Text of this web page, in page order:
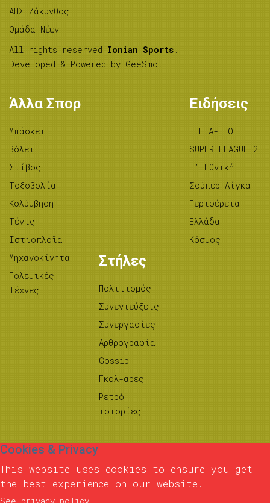
ΑΠΣ Ζάκυνθος
Ομάδα Νέων
All rights reserved Ionian Sports .
Developed & Powered by GeeSmo .
Άλλα Σπορ
Μπάσκετ
Βόλεϊ
Στίβος
Tοξοβολία
Κολύμβηση
Τένις
Ιστιοπλοΐα
Μηχανοκίνητα
Πολεμικές
Τέχνες
Ειδήσεις
Γ.Γ.Α-ΕΠΟ
SUPER LEAGUE 2
Γ’ Εθνική
Σούπερ Λίγκα
Περιφέρεια
Ελλάδα
Κόσμος
Στήλες
Πολιτισμός
Συνεντεύξεις
Συνεργασίες
Αρθρογραφία
Gossip
Γκολ-αρες
Ρετρό
ιστορίες
Cookies & Privacy
This website uses cookies to ensure you get
the best experience on our website.